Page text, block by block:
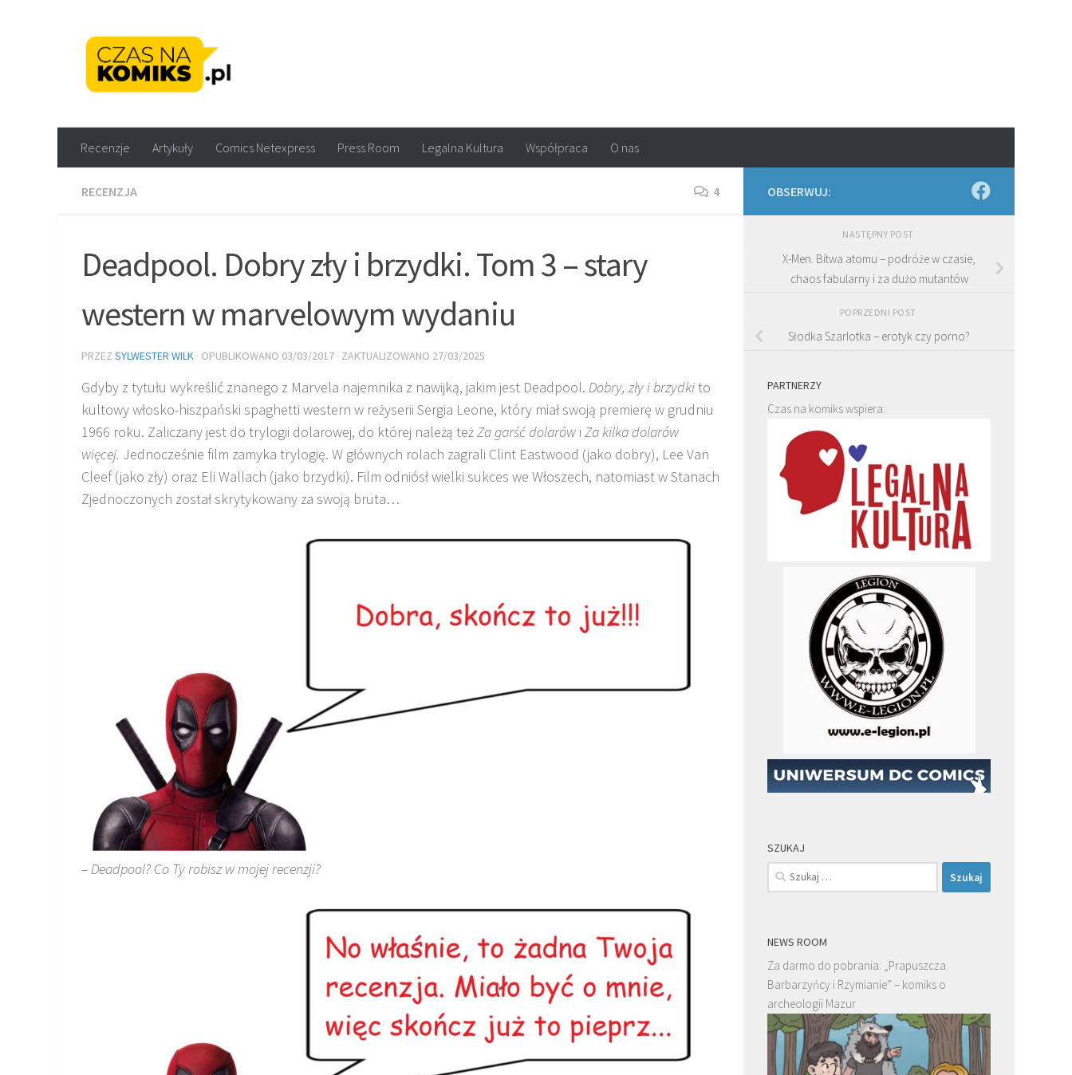
Recenzje Artykuły Comics Netexpress Press Room Legalna Kultura Współpraca O nas
RECENZJA 4
Deadpool. Dobry zły i brzydki. Tom 3 – stary
western w marvelowym wydaniu
PRZEZ SYLWESTER WILK · OPUBLIKOWANO 03/03/2017 · ZAKTUALIZOWANO 27/03/2025
Gdyby z tytułu wykreślić znanego z Marvela najemnika z nawijką, jakim jest Deadpool. Dobry, zły i brzydkito
kultowy włosko-hiszpański spaghetti western w reżyserii Sergia Leone, który miał swoją premierę w grudniu
1966 roku. Zaliczany jest do trylogii dolarowej, do której należą teżZa garść dolarów i Za kilka dolarów
więcej. Jednocześnie film zamyka trylogię. W głównych rolach zagrali Clint Eastwood (jako dobry), Lee Van
Cleef (jako zły) oraz Eli Wallach (jako brzydki). Film odniósł wielki sukces we Włoszech, natomiast w Stanach
Zjednoczonych został skrytykowany za swoją bruta…
– Deadpool? Co Ty robisz w mojej recenzji?
OBSERWUJ:
NASTĘPNY POST
X-Men. Bitwa atomu – podróże w czasie,
chaos fabularny i za dużo mutantów
POPRZEDNI POST
Słodka Szarlotka – erotyk czy porno?
PARTNERZY
Czas na komiks wspiera:
SZUKAJ
Szukaj:
NEWS ROOM
Za darmo do pobrania: „Prapuszcza.
Barbarzyńcy i Rzymianie” – komiks o
archeologii Mazur